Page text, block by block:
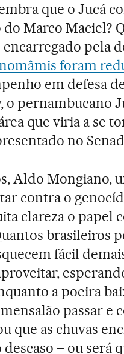
que o Jucá
Marco Maciel?
pela
foram
em defesa
o pernambucano
que viria a se
no
Aldo Mongiano,
contra o
clareza o papel
brasileiros
fácil
a poeira
passar e
que as chuvas
– ou será